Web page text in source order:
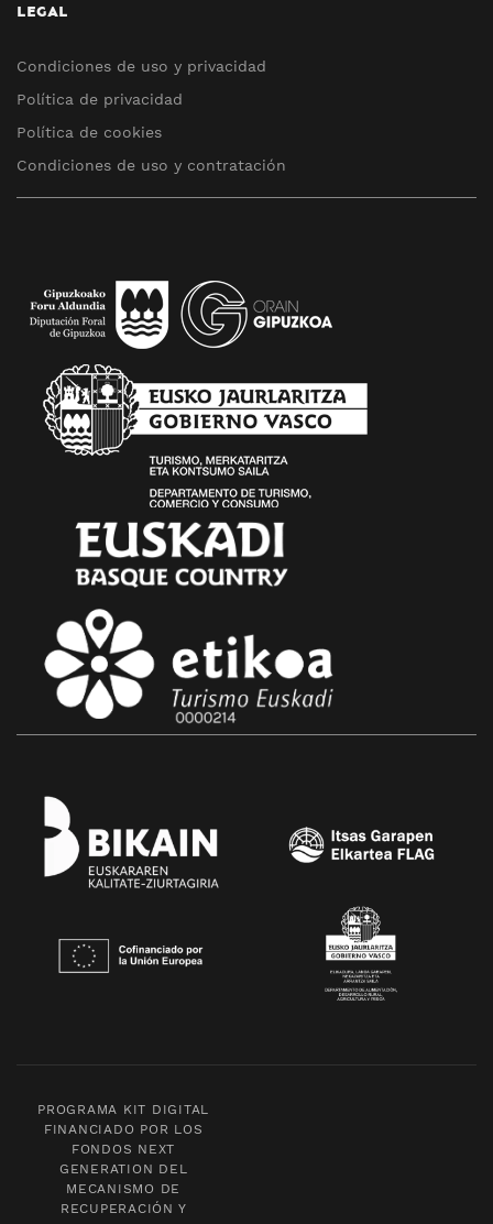
LEGAL
Condiciones de uso y privacidad
Política de privacidad
Política de cookies
Condiciones de uso y contratación
PROGRAMA KIT DIGITAL
FINANCIADO POR LOS
FONDOS NEXT
GENERATION DEL
MECANISMO DE
RECUPERACIÓN Y